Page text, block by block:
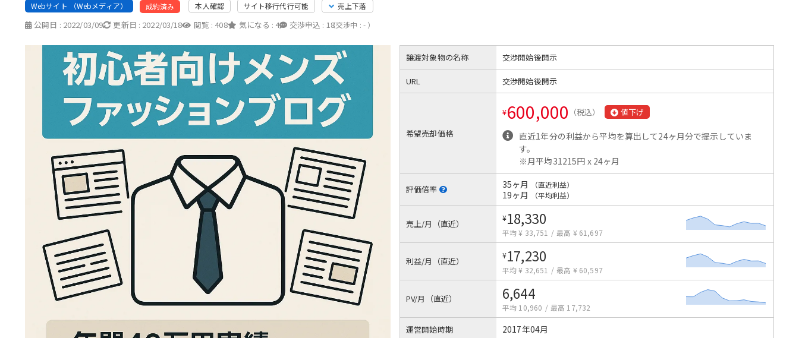
Webサイト （Webメディア） 成約済み 本人確認 サイト移行代行可能 売上下落
公開日 : 2022/03/09 更新日 : 2022/03/18 閲覧 : 408 気になる : 4 交渉申込 : 18
（交渉中 : - ）
譲渡対象物の名称 交渉開始後開示
URL 交渉開始後開示
希望売却価格
¥600,000 （税込） 値下げ
直近1年分の利益から平均を算出して24ヶ月分で提示していま
す。
※月平均31215円 x 24ヶ月
評価倍率 35ヶ月 （直近利益）
19ヶ月 （平均利益）
売上/月（直近）
¥18,330
平均 ¥ 33,751 / 最高 ¥ 61,697
利益/月（直近）
¥17,230
平均 ¥ 32,651 / 最高 ¥ 60,597
PV/月（直近） 6,644
平均 10,960 / 最高 17,732
運営開始時期 2017年04月